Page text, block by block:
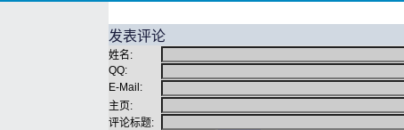
发表评论
姓名:
QQ:
E-Mail:
主页:
评论标题: